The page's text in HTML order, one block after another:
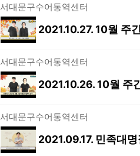
서대문구수어통역센터
2021.10.27. 10월 주
서대문구수어통역센터
2021.10.26. 10월 주
서대문구수어통역센터
2021.09.17. 민족대